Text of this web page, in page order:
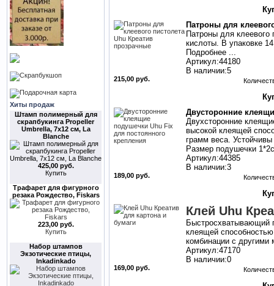
Хиты продаж
Штамп полимерный для
скрапбукинга Propeller
Umbrella, 7х12 см, La
Blanche
425,00 руб.
Купить
Трафарет для фигурного
резака Рождество, Fiskars
223,00 руб.
Купить
Набор штампов
Экзотические птицы,
Inkadinkado
Патроны для
Патроны для клеевого
кислоты. В упаковке
Подробнее ...
Артикул:44180
В наличии:5
215,00 руб.
Двусторонние
Двухсторонние
высокой клеящей
грамм веса.
Размер подушечки
Артикул:44385
В наличии:3
189,00 руб.
Клей Uhu
Быстросхватывающий
клеящей
комбинации с
Артикул:47170
В наличии:0
169,00 руб.